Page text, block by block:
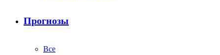
Прогнозы
Все